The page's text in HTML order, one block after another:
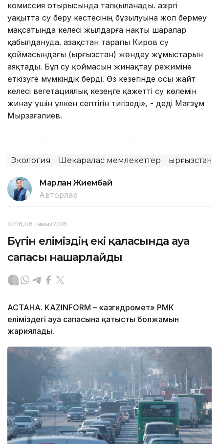
комиссия отырысында талқыланады. Қазіргі
уақытта су беру кестесінің бұзылуына жол бермеу
мақсатында келесі жылдарға нақты шаралар
қабылдануда. Қазақстан тарапы Киров су
қоймасындағы (Қырғызстан) жөндеу жұмыстарын
аяқтады. Бұл су қоймасын жинақтау режиміне
өткізуге мүмкіндік берді. Өз кезегінде осы жайт
келесі вегетациялық кезеңге қажетті су көлемін
жинау үшін үлкен септігін тигізеді», - деді Мағзұм
Мырзағалиев.
Экология Шекаралас мемлекеттер Қырғызстан
Марлан Жиембай
Авторлар
07:16, 06 Тамыз 2026
Бүгін еліміздің екі қаласында ауа
сапасы нашарлайды
АСТАНА. KAZINFORM – «Қазгидромет» РМК
еліміздегі ауа сапасына қатысты болжамын
жариялады.